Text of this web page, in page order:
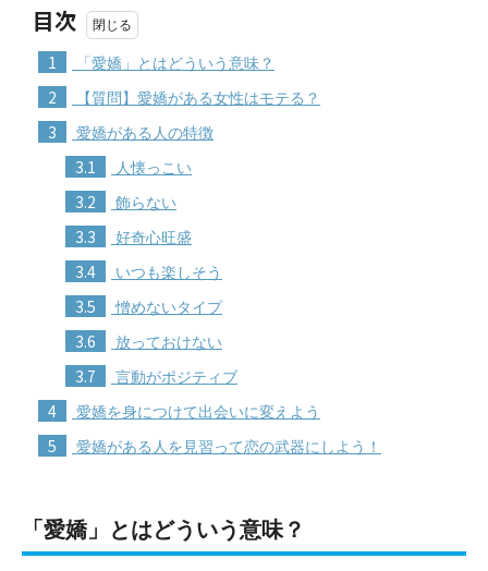
目次
1 「愛嬌」とはどういう意味？
2 【質問】愛嬌がある女性はモテる？
3 愛嬌がある人の特徴
3.1 人懐っこい
3.2 飾らない
3.3 好奇心旺盛
3.4 いつも楽しそう
3.5 憎めないタイプ
3.6 放っておけない
3.7 言動がポジティブ
4 愛嬌を身につけて出会いに変えよう
5 愛嬌がある人を見習って恋の武器にしよう！
「愛嬌」とはどういう意味？